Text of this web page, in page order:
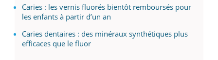
Caries : les vernis fluorés bientôt remboursés pour
les enfants à partir d’un an
Caries dentaires : des minéraux synthétiques plus
efficaces que le fluor